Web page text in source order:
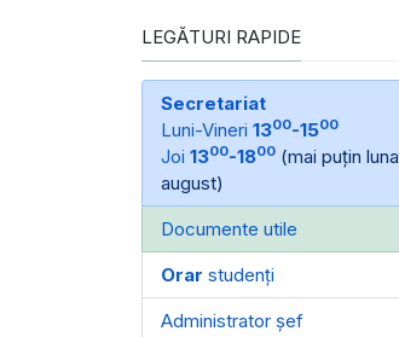
LEGĂTURI RAPIDE
Secretariat
Luni-Vineri 1300-1500
Joi 1300-1800 (mai puțin luna
august)
Documente utile
Orar studenți
Administrator șef